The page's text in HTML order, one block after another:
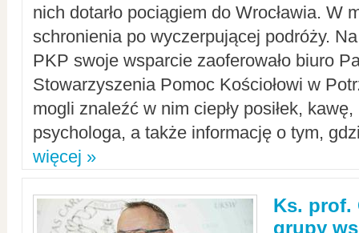
nich dotarło pociągiem do Wrocławia. W
schronienia po wyczerpującej podróży.
PKP swoje wsparcie zaoferowało biuro
Stowarzyszenia Pomoc Kościołowi w
mogli znaleźć w nim ciepły posiłek,
psychologa, a także informację o tym,
więcej »
Ks. prof.
grupy